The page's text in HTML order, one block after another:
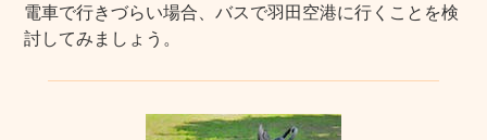
電車で行きづらい場合、バスで羽田空港に行くことを検
討してみましょう。